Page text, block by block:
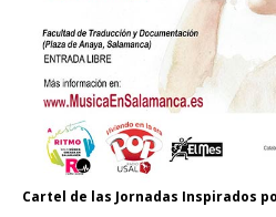
Cartel de las Jornadas Inspirados